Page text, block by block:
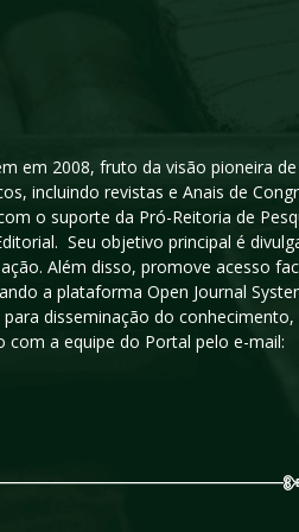
em 2008, fruto da visão pioneira
incluindo revistas e Anais de
o suporte da Pró-Reitoria de
Seu objetivo principal é
Além disso, promove acesso
a plataforma Open Journal
disseminação do
a equipe do Portal pelo e-mail: